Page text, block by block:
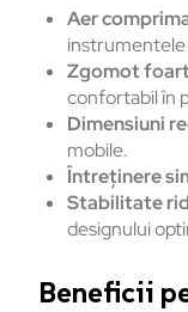
Aer
instrumentele
Zgomot
confortabil în
Dimensiuni
mobile.
Întreținere
Stabilitate
designului
Beneficii